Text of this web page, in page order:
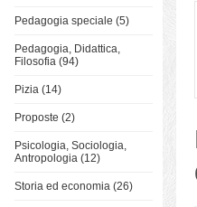
Pedagogia speciale (5)
Pedagogia, Didattica,
Filosofia (94)
Pizia (14)
Proposte (2)
Psicologia, Sociologia,
Antropologia (12)
Storia ed economia (26)